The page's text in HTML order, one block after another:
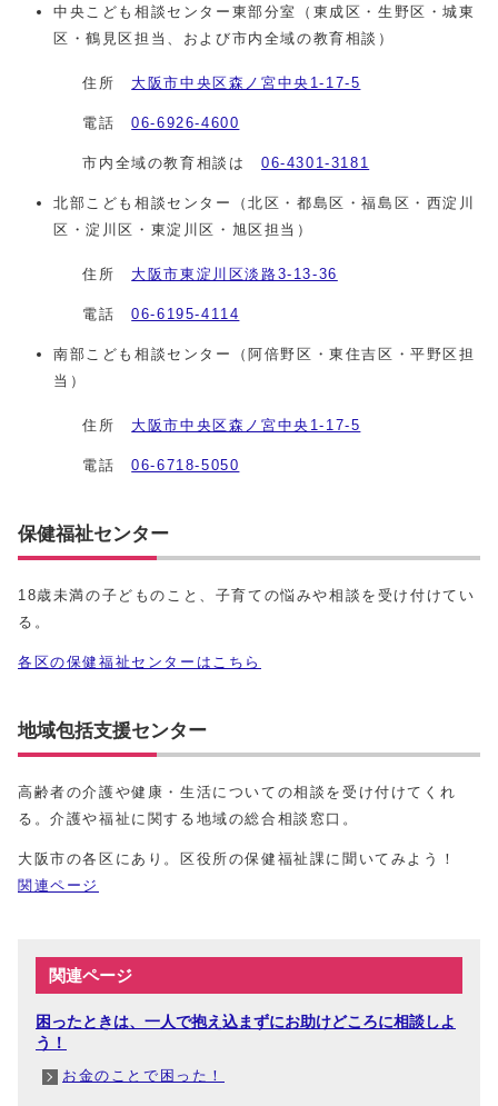
中央こども相談センター東部分室（東成区・生野区・城東
区・鶴見区担当、および市内全域の教育相談）
住所 大阪市中央区森ノ宮中央1-17-5
電話06-6926-4600
市内全域の教育相談は06-4301-3181
北部こども相談センター（北区・都島区・福島区・西淀川
区・淀川区・東淀川区・旭区担当）
住所 大阪市東淀川区淡路3‐13‐36
電話06‐6195‐4114
南部こども相談センター（阿倍野区・東住吉区・平野区担
当）
住所 大阪市中央区森ノ宮中央1-17-5
電話06‐6718‐5050
保健福祉センター
18歳未満の子どものこと、子育ての悩みや相談を受け付けてい
る。
各区の保健福祉センターはこちら
地域包括支援センター
高齢者の介護や健康・生活についての相談を受け付けてくれ
る。介護や福祉に関する地域の総合相談窓口。
大阪市の各区にあり。区役所の保健福祉課に聞いてみよう！
関連ページ
関連ページ
困ったときは、一人で抱え込まずにお助けどころに相談しよ
う！
お金のことで困った！